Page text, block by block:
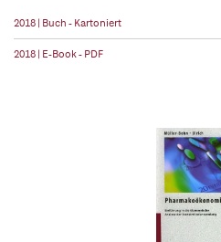
2018 | Buch - Kartoniert
2018 | E-Book - PDF